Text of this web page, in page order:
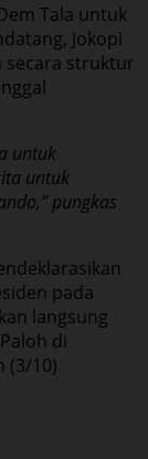
Tala untuk
Jokopi
secara struktur
untuk
untuk
pungkas
pada
langsung
di
(3/10)